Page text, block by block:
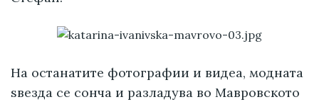
На останатите фотографии и видеа, модната
ѕвезда се сонча и разладува во Мавровското